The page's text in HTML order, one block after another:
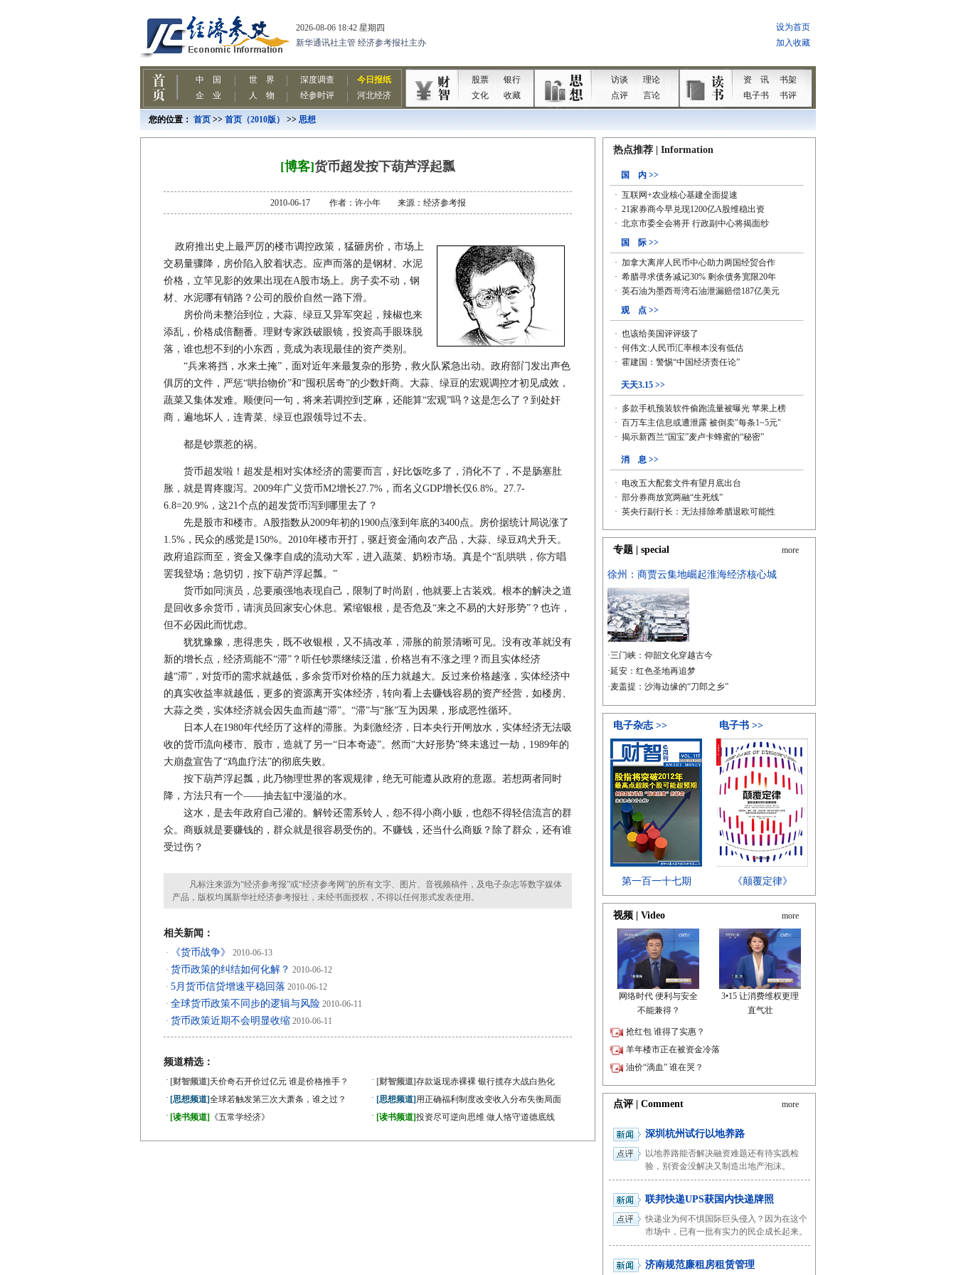
您的位置： 首页 >> 首页（2010版） >> 思想
[博客]货币超发按下葫芦浮起瓢
2010-06-17 作者：许小年 来源：经济参考报
政府推出史上最严厉的楼市调控政策，猛砸房价，市场上
交易量骤降，房价陷入胶着状态。应声而落的是钢材、水泥
价格，立竿见影的效果出现在A股市场上。房子卖不动，钢
材、水泥哪有销路？公司的股价自然一路下滑。
房价尚未整治到位，大蒜、绿豆又异军突起，辣椒也来
添乱，价格成倍翻番。理财专家跌破眼镜，投资高手眼珠脱
落，谁也想不到的小东西，竟成为表现最佳的资产类别。
“兵来将挡，水来土掩”，面对近年来最复杂的形势，救火队紧急出动。政府部门发出声色
俱厉的文件，严惩“哄抬物价”和“囤积居奇”的少数奸商。大蒜、绿豆的宏观调控才初见成效，
蔬菜又集体发难。顺便问一句，将来若调控到芝麻，还能算“宏观”吗？这是怎么了？到处奸
商，遍地坏人，连青菜、绿豆也跟领导过不去。
都是钞票惹的祸。
货币超发啦！超发是相对实体经济的需要而言，好比饭吃多了，消化不了，不是肠塞肚
胀，就是胃疼腹泻。2009年广义货币M2增长27.7%，而名义GDP增长仅6.8%。27.7-
6.8=20.9%，这21个点的超发货币泻到哪里去了？
先是股市和楼市。A股指数从2009年初的1900点涨到年底的3400点。房价据统计局说涨了
1.5%，民众的感觉是150%。2010年楼市开打，驱赶资金涌向农产品，大蒜、绿豆鸡犬升天。
政府追踪而至，资金又像李自成的流动大军，进入蔬菜、奶粉市场。真是个“乱哄哄，你方唱
罢我登场；急切切，按下葫芦浮起瓢。”
货币如同演员，总要顽强地表现自己，限制了时尚剧，他就要上古装戏。根本的解决之道
是回收多余货币，请演员回家安心休息。紧缩银根，是否危及“来之不易的大好形势”？也许，
但不必因此而忧虑。
犹犹豫豫，患得患失，既不收银根，又不搞改革，滞胀的前景清晰可见。没有改革就没有
新的增长点，经济焉能不“滞”？听任钞票继续泛滥，价格岂有不涨之理？而且实体经济
越“滞”，对货币的需求就越低，多余货币对价格的压力就越大。反过来价格越涨，实体经济中
的真实收益率就越低，更多的资源离开实体经济，转向看上去赚钱容易的资产经营，如楼房、
大蒜之类，实体经济就会因失血而越“滞”。“滞”与“胀”互为因果，形成恶性循环。
日本人在1980年代经历了这样的滞胀。为刺激经济，日本央行开闸放水，实体经济无法吸
收的货币流向楼市、股市，造就了另一“日本奇迹”。然而“大好形势”终未逃过一劫，1989年的
大崩盘宣告了“鸡血疗法”的彻底失败。
按下葫芦浮起瓢，此乃物理世界的客观规律，绝无可能遵从政府的意愿。若想两者同时
降，方法只有一个——抽去缸中漫溢的水。
这水，是去年政府自己灌的。解铃还需系铃人，怨不得小商小贩，也怨不得轻信流言的群
众。商贩就是要赚钱的，群众就是很容易受伤的。不赚钱，还当什么商贩？除了群众，还有谁
受过伤？
凡标注来源为“经济参考报”或“经济参考网”的所有文字、图片、音视频稿件，及电子杂志等数字媒体
产品，版权均属新华社经济参考报社，未经书面授权，不得以任何形式发表使用。
相关新闻：
· 《货币战争》
2010-06-13
· 货币政策的纠结如何化解？ 2010-06-12
· 5月货币信贷增速平稳回落 2010-06-12
· 全球货币政策不同步的逻辑与风险 2010-06-11
· 货币政策近期不会明显收缩 2010-06-11
频道精选：
· [财智频道] 天价奇石开价过亿元 谁是价格推手？ · [财智频道]存款返现赤裸裸 银行揽存大战白热化
· [思想频道]全球若触发第三次大萧条，谁之过？ · [思想频道] 用正确福利制度改变收入分布失衡局面
· [读书频道] 《五常学经济》 · [读书频道]投资尽可逆向思维 做人恪守道德底线